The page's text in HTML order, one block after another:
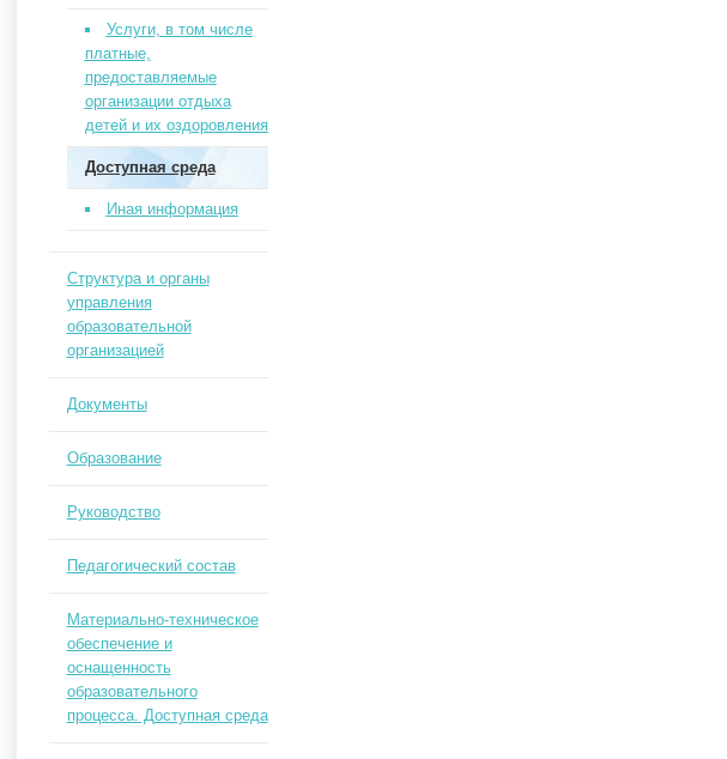
Услуги, в том числе
платные,
предоставляемые
организации отдыха
детей и их оздоровления
Доступная среда
Иная информация
Структура и органы
управления
образовательной
организацией
Документы
Образование
Руководство
Педагогический состав
Материально-техническое
обеспечение и
оснащенность
образовательного
процесса. Доступная среда